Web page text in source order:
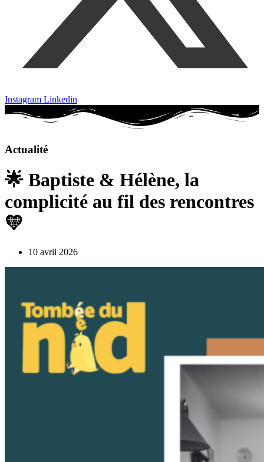
Instagram Linkedin
Actualité
🌟 Baptiste & Hélène, la
complicité au fil des rencontres
💛
10 avril 2026